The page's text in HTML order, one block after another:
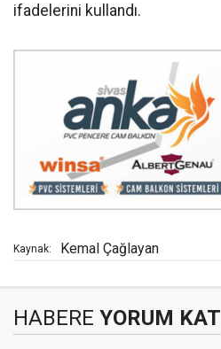
ifadelerini kullandı.
Kaynak: Kemal Çağlayan
HABERE YORUM KAT